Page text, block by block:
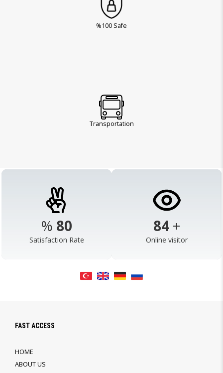
%100 Safe
Transportation
% 98
Satisfaction Rate
103 +
Online visitor
FAST ACCESS
HOME
ABOUT US